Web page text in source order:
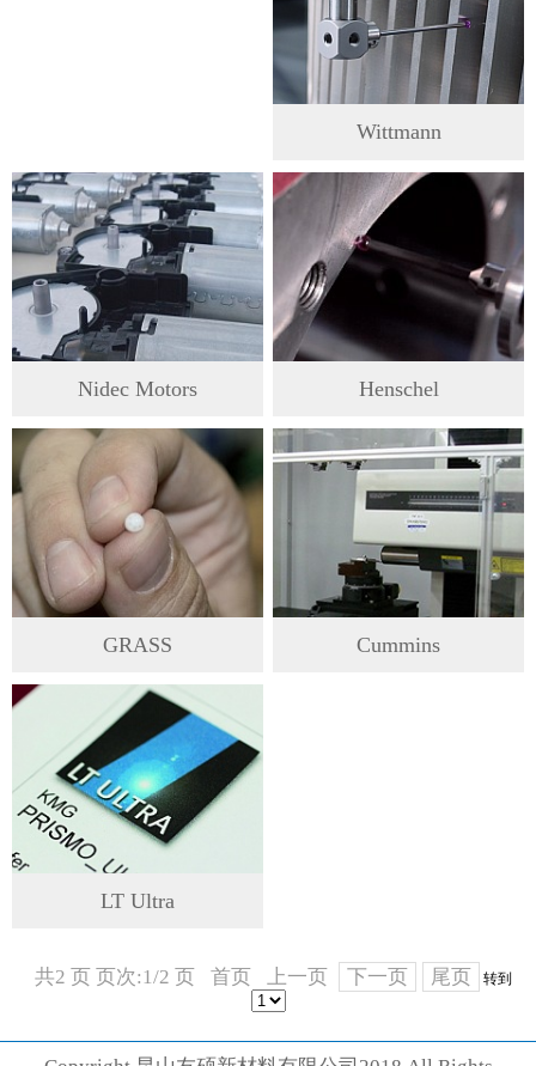
Wittmann
Nidec Motors Henschel
GRASS Cummins
LT Ultra
共2 页 页次:1/2 页 首页 上一页 下一页 尾页 转到